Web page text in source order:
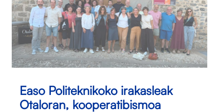
Easo Politeknikoko irakasleak
Otaloran, kooperatibismoa